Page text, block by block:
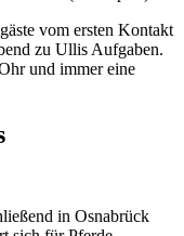
vom ersten Kontakt
zu Ullis Aufgaben.
und immer eine
in Osnabrück